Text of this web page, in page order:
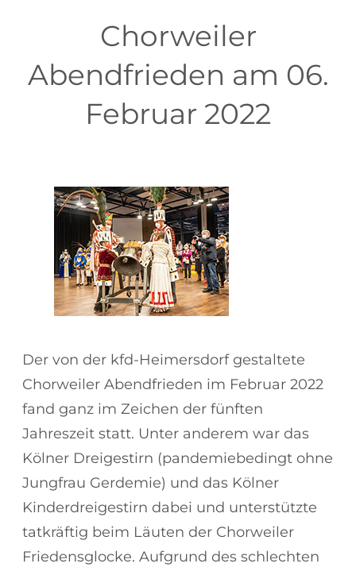
Chorweiler
Abendfrieden am 06.
Februar 2022
Der von der kfd-Heimersdorf gestaltete
Chorweiler Abendfrieden im Februar 2022
fand ganz im Zeichen der fünften
Jahreszeit statt. Unter anderem war das
Kölner Dreigestirn (pandemiebedingt ohne
Jungfrau Gerdemie) und das Kölner
Kinderdreigestirn dabei und unterstützte
tatkräftig beim Läuten der Chorweiler
Friedensglocke. Aufgrund des schlechten